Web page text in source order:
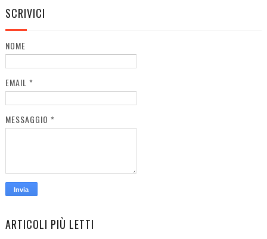
SCRIVICI
NOME
EMAIL *
MESSAGGIO *
ARTICOLI PIÙ LETTI